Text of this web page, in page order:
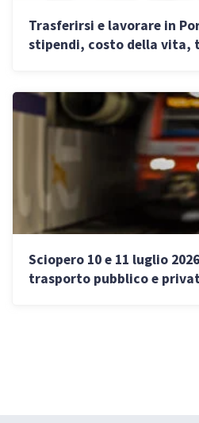
Trasferirsi e lavorare in
stipendi, costo della vita,
Sciopero 10 e 11 luglio
trasporto pubblico e